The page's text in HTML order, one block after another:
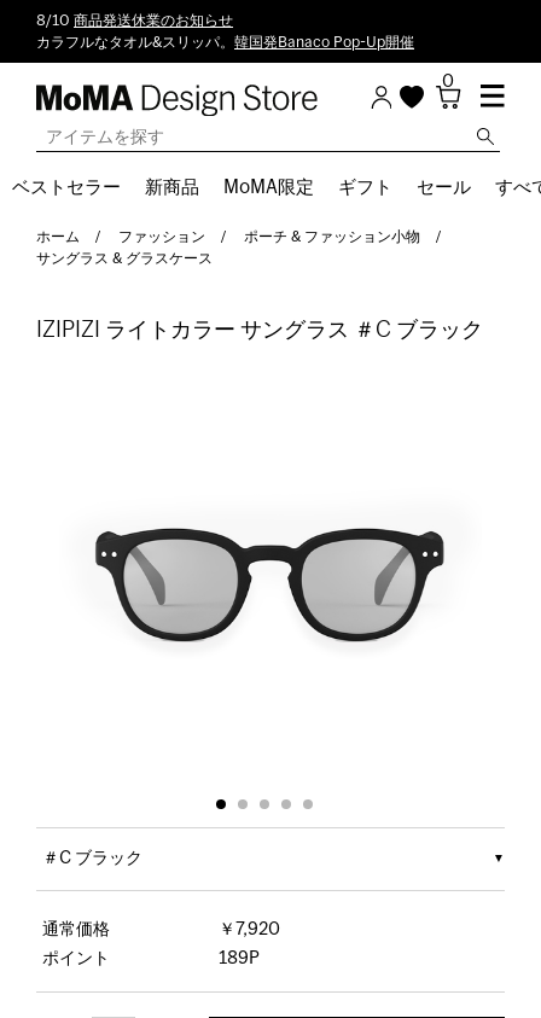
8/10 商品発送休業のお知らせ
カラフルなタオル&スリッパ。 韓国発Banaco Pop-Up開催
0
ベストセラー 新商品 MoMA限定 ギフト セール すべ
ホーム ファッション
ポーチ & ファッション小物
サングラス & グラスケース
IZIPIZI ライトカラー サングラス ＃C ブラック
＃C ブラック
通常価格
￥7,920
ポイント
189P